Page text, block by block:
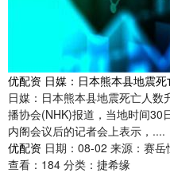
优配资 日媒：日本熊本县地震死
日媒：日本熊本县地震死亡人
播协会(NHK)报道，当地时间30
内阁会议后的记者会上表示，....
优配资 日期：08-02 来源：赛岳
查看： 184 分类： 捷希缘